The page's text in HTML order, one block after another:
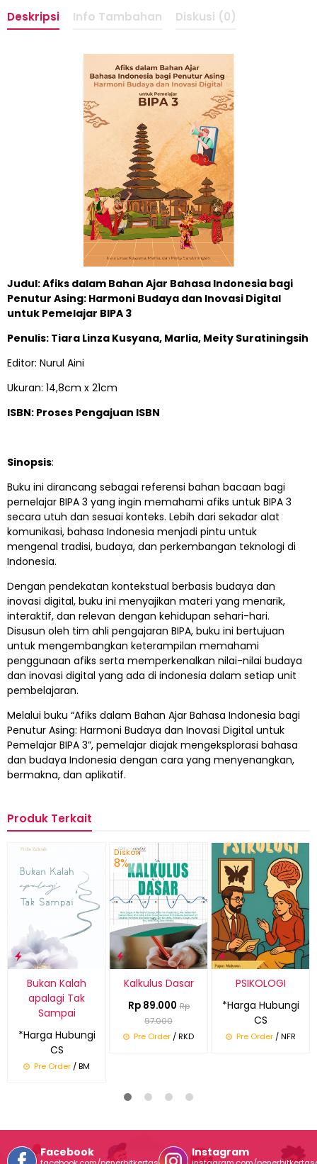
Deskripsi Info Tambahan Diskusi (0)
Judul: Afiks dalam Bahan Ajar Bahasa Indonesia bagi
Penutur Asing: Harmoni Budaya dan Inovasi Digital
untuk Pemelajar BIPA 3
Penulis: Tiara Linza Kusyana, Marlia, Meity Suratiningsih
Editor: Nurul Aini
Ukuran: 14,8cm x 21cm
ISBN: Proses Pengajuan ISBN
Sinopsis:
Buku ini dirancang sebagai referensi bahan bacaan bagi
pernelajar BIPA 3 yang ingin memahami afiks untuk BIPA 3
secara utuh dan sesuai konteks. Lebih dari sekadar alat
komunikasi, bahasa Indonesia menjadi pintu untuk
mengenal tradisi, budaya, dan perkembangan teknologi di
Indonesia.
Dengan pendekatan kontekstual berbasis budaya dan
inovasi digital, buku ini menyajikan materi yang menarik,
interaktif, dan relevan dengan kehidupan sehari-hari.
Disusun oleh tim ahli pengajaran BIPA, buku ini bertujuan
untuk mengembangkan keterampilan memahami
penggunaan afiks serta memperkenalkan nilai-nilai budaya
dan inovasi digital yang ada di indonesia dalam setiap unit
pembelajaran.
Melalui buku “Afiks dalam Bahan Ajar Bahasa Indonesia bagi
Penutur Asing: Harmoni Budaya dan Inovasi Digital untuk
Pemelajar BIPA 3”, pemelajar diajak mengeksplorasi bahasa
dan budaya Indonesia dengan cara yang menyenangkan,
bermakna, dan aplikatif.
Produk Terkait
Bukan Kalah
apalagi Tak
Sampai
*Harga Hubungi
CS
Pre Order / BM
Diskon
8%
Kalkulus Dasar
Rp 89.000 Rp
97.000
Pre Order / RKD
PSIKOLOGI
*Harga Hubungi
CS
Pre Order/ NFR
Facebook Instagram